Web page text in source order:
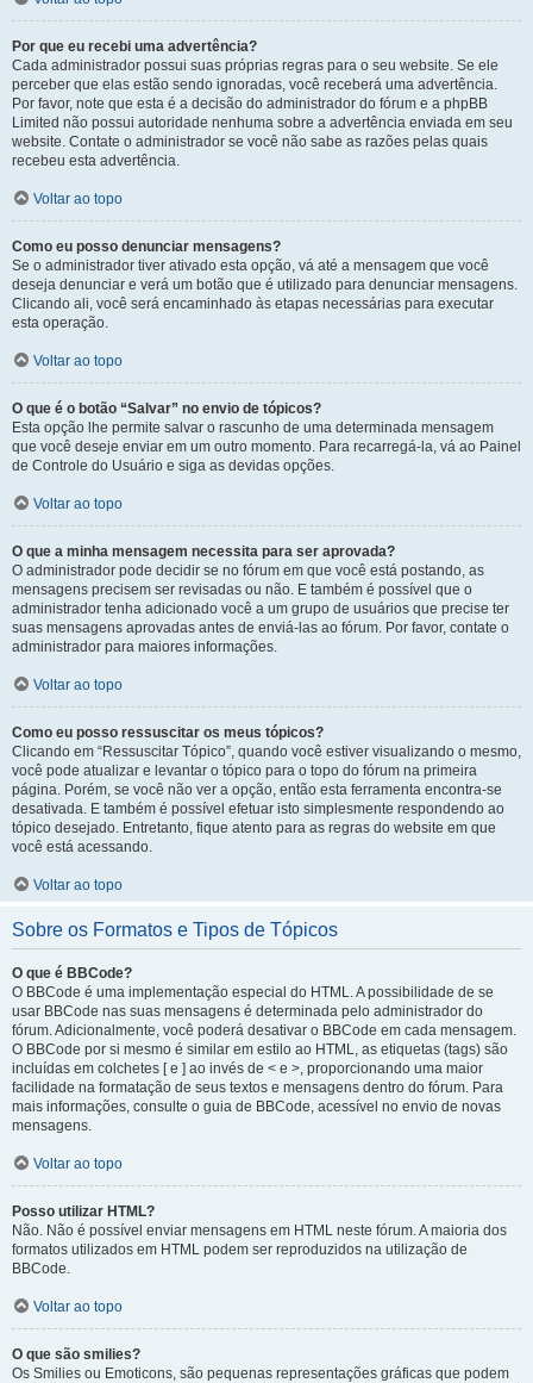
Por que eu recebi uma advertência?
Cada administrador possui suas próprias regras para o seu website. Se ele
perceber que elas estão sendo ignoradas, você receberá uma advertência.
Por favor, note que esta é a decisão do administrador do fórum e a phpBB
Limited não possui autoridade nenhuma sobre a advertência enviada em seu
website. Contate o administrador se você não sabe as razões pelas quais
recebeu esta advertência.
Voltar ao topo
Como eu posso denunciar mensagens?
Se o administrador tiver ativado esta opção, vá até a mensagem que você
deseja denunciar e verá um botão que é utilizado para denunciar mensagens.
Clicando ali, você será encaminhado às etapas necessárias para executar
esta operação.
Voltar ao topo
O que é o botão “Salvar” no envio de tópicos?
Esta opção lhe permite salvar o rascunho de uma determinada mensagem
que você deseje enviar em um outro momento. Para recarregá-la, vá ao Painel
de Controle do Usuário e siga as devidas opções.
Voltar ao topo
O que a minha mensagem necessita para ser aprovada?
O administrador pode decidir se no fórum em que você está postando, as
mensagens precisem ser revisadas ou não. E também é possível que o
administrador tenha adicionado você a um grupo de usuários que precise ter
suas mensagens aprovadas antes de enviá-las ao fórum. Por favor, contate o
administrador para maiores informações.
Voltar ao topo
Como eu posso ressuscitar os meus tópicos?
Clicando em “Ressuscitar Tópico”, quando você estiver visualizando o mesmo,
você pode atualizar e levantar o tópico para o topo do fórum na primeira
página. Porém, se você não ver a opção, então esta ferramenta encontra-se
desativada. E também é possível efetuar isto simplesmente respondendo ao
tópico desejado. Entretanto, fique atento para as regras do website em que
você está acessando.
Voltar ao topo
Sobre os Formatos e Tipos de Tópicos
O que é BBCode?
O BBCode é uma implementação especial do HTML. A possibilidade de se
usar BBCode nas suas mensagens é determinada pelo administrador do
fórum. Adicionalmente, você poderá desativar o BBCode em cada mensagem.
O BBCode por si mesmo é similar em estilo ao HTML, as etiquetas (tags) são
incluídas em colchetes [ e ] ao invés de < e >, proporcionando uma maior
facilidade na formatação de seus textos e mensagens dentro do fórum. Para
mais informações, consulte o guia de BBCode, acessível no envio de novas
mensagens.
Voltar ao topo
Posso utilizar HTML?
Não. Não é possível enviar mensagens em HTML neste fórum. A maioria dos
formatos utilizados em HTML podem ser reproduzidos na utilização de
BBCode.
Voltar ao topo
O que são smilies?
Os Smilies ou Emoticons, são pequenas representações gráficas que podem